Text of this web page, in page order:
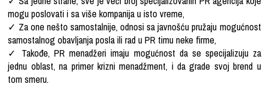
mogu poslovati i sa više kompanija u isto vreme,
✓ Za one nešto samostalnije, odnosi sa javnošću pružaju mogućnost
samostalnog obavljanja posla ili rad u PR timu neke firme,
✓ Takođe, PR menadžeri imaju mogućnost da se specijalizuju za
jednu oblast, na primer krizni menadžment, i da grade svoj brend u
tom smeru.